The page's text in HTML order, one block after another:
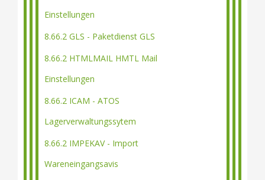
Einstellungen
8.66.2 GLS - Paketdienst GLS
8.66.2 HTMLMAIL HMTL Mail
Einstellungen
8.66.2 ICAM - ATOS
Lagerverwaltungssytem
8.66.2 IMPEKAV - Import
Wareneingangsavis